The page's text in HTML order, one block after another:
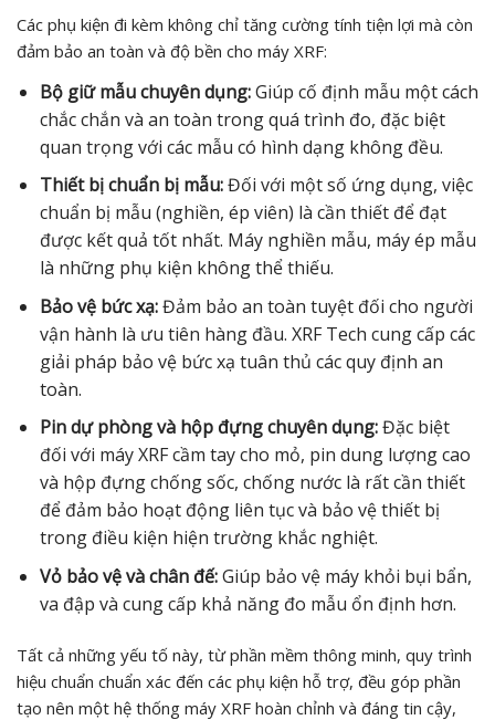
Các phụ kiện đi kèm không chỉ tăng cường tính tiện lợi mà còn
đảm bảo an toàn và độ bền cho máy XRF:
Bộ giữ mẫu chuyên dụng:Giúp cố định mẫu một cách
chắc chắn và an toàn trong quá trình đo, đặc biệt
quan trọng với các mẫu có hình dạng không đều.
Thiết bị chuẩn bị mẫu:Đối với một số ứng dụng, việc
chuẩn bị mẫu (nghiền, ép viên) là cần thiết để đạt
được kết quả tốt nhất. Máy nghiền mẫu, máy ép mẫu
là những phụ kiện không thể thiếu.
Bảo vệ bức xạ:Đảm bảo an toàn tuyệt đối cho người
vận hành là ưu tiên hàng đầu. XRF Tech cung cấp các
giải pháp bảo vệ bức xạ tuân thủ các quy định an
toàn.
Pin dự phòng và hộp đựng chuyên dụng:Đặc biệt
đối với máy XRF cầm tay cho mỏ, pin dung lượng cao
và hộp đựng chống sốc, chống nước là rất cần thiết
để đảm bảo hoạt động liên tục và bảo vệ thiết bị
trong điều kiện hiện trường khắc nghiệt.
Vỏ bảo vệ và chân đế:Giúp bảo vệ máy khỏi bụi bẩn,
va đập và cung cấp khả năng đo mẫu ổn định hơn.
Tất cả những yếu tố này, từ phần mềm thông minh, quy trình
hiệu chuẩn chuẩn xác đến các phụ kiện hỗ trợ, đều góp phần
tạo nên một hệ thống máy XRF hoàn chỉnh và đáng tin cậy,